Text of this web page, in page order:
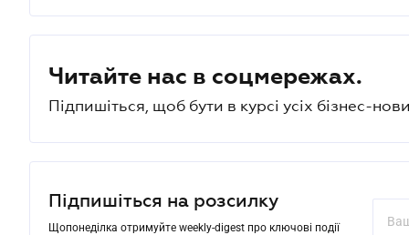
Читайте нас в соцмережах.
Підпишіться, щоб бути в курсі усіх бізнес-
Підпишіться на розсилку
Щопонеділка отримуйте weekly-digest про ключові події